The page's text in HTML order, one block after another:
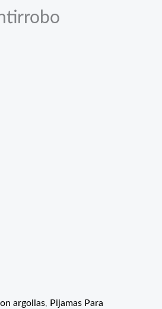
argollas, Pijamas Para